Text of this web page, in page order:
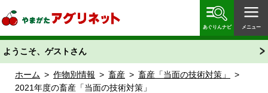
「あぐりん」
あぐりんナビ メニュー
ようこそ、ゲストさん
ホーム > 作物別情報 > 畜産 > 畜産「当面の技術対策」
>
2021年度の畜産「当面の技術対策」